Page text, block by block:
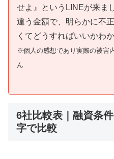
せよ』というLINEが来ま
違う金額で、明らかに不
くてどうすればいいかわ
※個人の感想であり実際の被害
ん
6社比較表｜融資条
字で比較